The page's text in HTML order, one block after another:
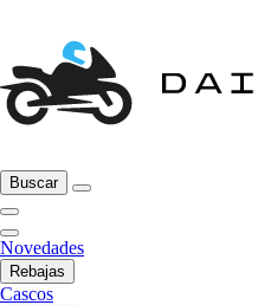
Buscar
Novedades
Rebajas
Cascos